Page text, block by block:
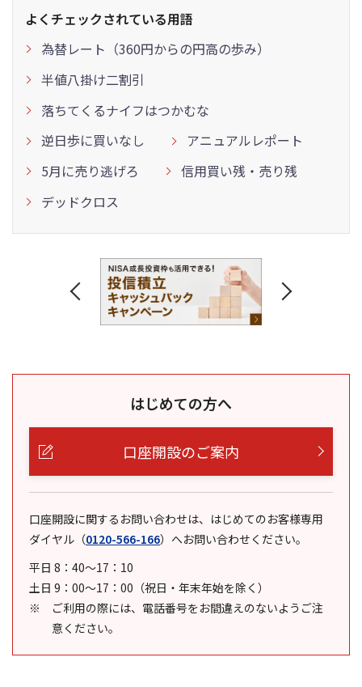
よくチェックされている用語
為替レート（360円からの円高の歩み）
半値八掛け二割引
落ちてくるナイフはつかむな
逆日歩に買いなし
アニュアルレポート
5月に売り逃げろ
信用買い残・売り残
デッドクロス
はじめての方へ
口座開設のご案内
口座開設に関するお問い合わせは、はじめてのお客様専用
ダイヤル （0120-566-166） へお問い合わせください。
平日 8：40～17：10
土日 9：00～17：00（祝日・年末年始を除く）
ご利用の際には、電話番号をお間違えのないようご注
意ください。